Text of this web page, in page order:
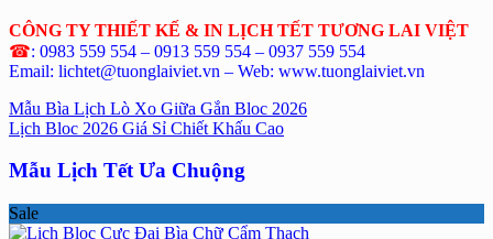
CÔNG TY THIẾT KẾ & IN LỊCH TẾT TƯƠNG LAI VIỆT
☎: 0983 559 554 – 0913 559 554 – 0937 559 554
Email: lichtet@tuonglaiviet.vn – Web: www.tuonglaiviet.vn
Mẫu Bìa Lịch Lò Xo Giữa Gắn Bloc 2026
Lịch Bloc 2026 Giá Sỉ Chiết Khấu Cao
Mẫu Lịch Tết Ưa Chuộng
Sale